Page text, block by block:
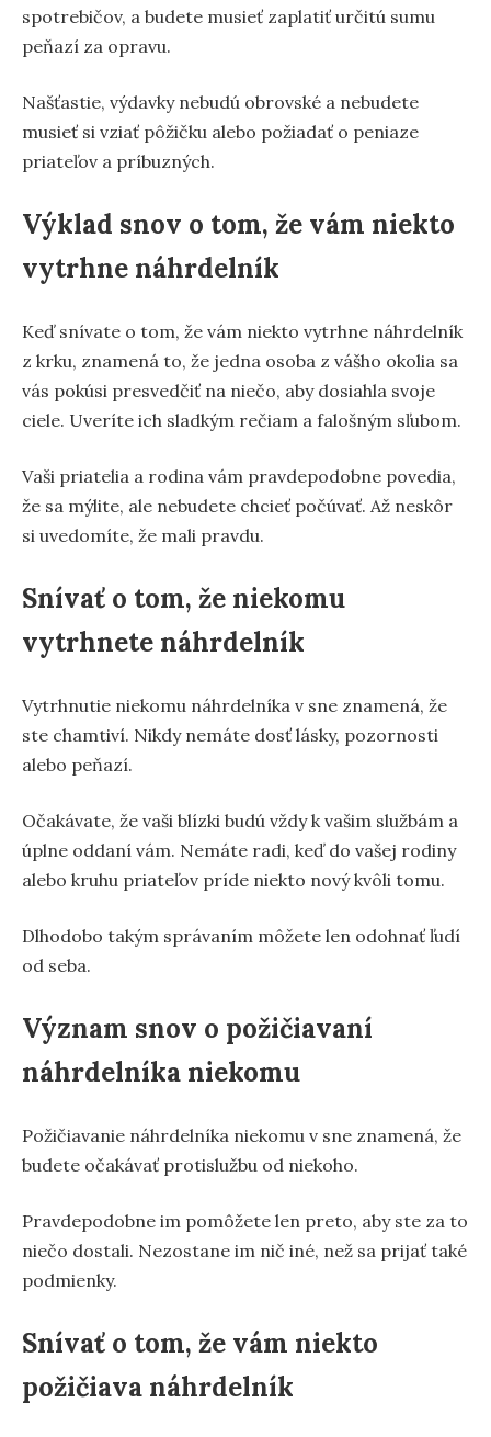
spotrebičov, a budete musieť zaplatiť určitú sumu
peňazí za opravu.
Našťastie, výdavky nebudú obrovské a nebudete
musieť si vziať pôžičku alebo požiadať o peniaze
priateľov a príbuzných.
Výklad snov o tom, že vám niekto
vytrhne náhrdelník
Keď snívate o tom, že vám niekto vytrhne náhrdelník
z krku, znamená to, že jedna osoba z vášho okolia sa
vás pokúsi presvedčiť na niečo, aby dosiahla svoje
ciele. Uveríte ich sladkým rečiam a falošným sľubom.
Vaši priatelia a rodina vám pravdepodobne povedia,
že sa mýlite, ale nebudete chcieť počúvať. Až neskôr
si uvedomíte, že mali pravdu.
Snívať o tom, že niekomu
vytrhnete náhrdelník
Vytrhnutie niekomu náhrdelníka v sne znamená, že
ste chamtiví. Nikdy nemáte dosť lásky, pozornosti
alebo peňazí.
Očakávate, že vaši blízki budú vždy k vašim službám a
úplne oddaní vám. Nemáte radi, keď do vašej rodiny
alebo kruhu priateľov príde niekto nový kvôli tomu.
Dlhodobo takým správaním môžete len odohnať ľudí
od seba.
Význam snov o požičiavaní
náhrdelníka niekomu
Požičiavanie náhrdelníka niekomu v sne znamená, že
budete očakávať protislužbu od niekoho.
Pravdepodobne im pomôžete len preto, aby ste za to
niečo dostali. Nezostane im nič iné, než sa prijať také
podmienky.
Snívať o tom, že vám niekto
požičiava náhrdelník